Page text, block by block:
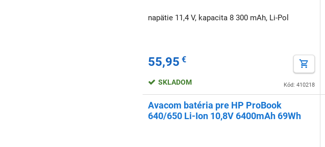
napätie 11,4 V, kapacita 8 300 mAh, Li-Pol
55,95 €
Kód: 410218
SKLADOM
Avacom batéria pre HP ProBook
640/650 Li-Ion 10,8V 6400mAh 69Wh